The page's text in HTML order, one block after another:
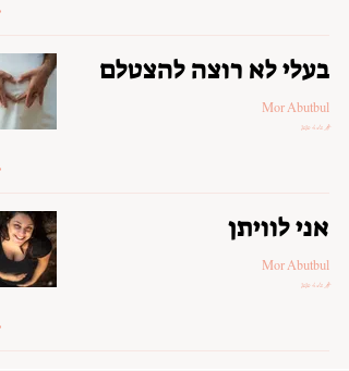
בעלי לא רוצה להצטלם
Mor Abutbul
17 במאי 2020
אני לוויתן
Mor Abutbul
17 במאי 2020